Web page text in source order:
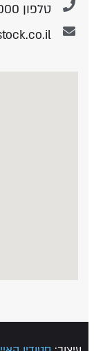
טלפון 03-7577000